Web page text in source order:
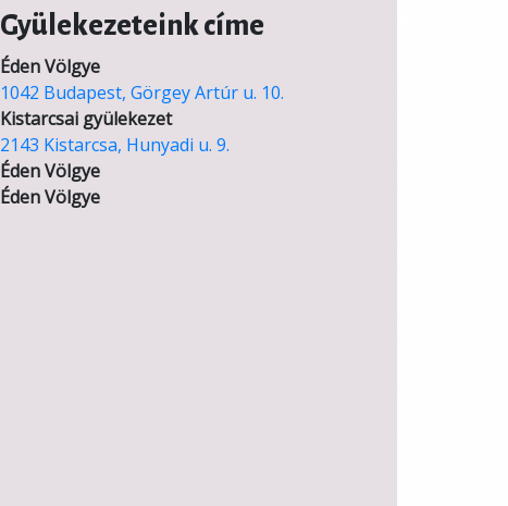
Gyülekezeteink címe
Éden Völgye
1042 Budapest, Görgey Artúr u. 10.
Kistarcsai gyülekezet
2143 Kistarcsa, Hunyadi u. 9.
Éden Völgye
Éden Völgye